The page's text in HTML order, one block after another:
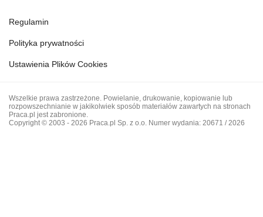
Regulamin
Polityka prywatności
Ustawienia Plików Cookies
Wszelkie prawa zastrzeżone. Powielanie, drukowanie, kopiowanie lub
rozpowszechnianie w jakikolwiek sposób materiałów zawartych na stronach
Praca.pl jest zabronione.
Copyright © 2003 - 2026 Praca.pl Sp. z o.o. Numer wydania: 20671 / 2026